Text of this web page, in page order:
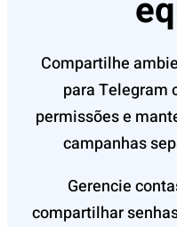
Compartilhe
para Telegram
permissões e
campanhas
Gerencie
compartilhar